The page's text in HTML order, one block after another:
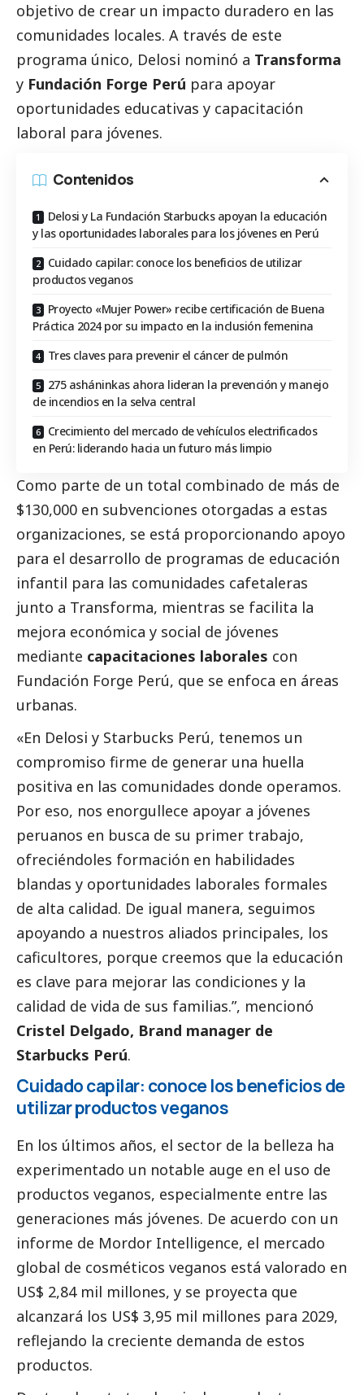
objetivo de crear un impacto duradero en las
comunidades locales. A través de este
programa único, Delosi nominó a Transforma
y Fundación Forge Perú para apoyar
oportunidades educativas y capacitación
laboral para jóvenes.
Contenidos
Delosi y La Fundación Starbucks apoyan la educación
y las oportunidades laborales para los jóvenes en Perú
Cuidado capilar: conoce los beneficios de utilizar
productos veganos
Proyecto «Mujer Power» recibe certificación de Buena
Práctica 2024 por su impacto en la inclusión femenina
Tres claves para prevenir el cáncer de pulmón
275 asháninkas ahora lideran la prevención y manejo
de incendios en la selva central
Crecimiento del mercado de vehículos electrificados
en Perú: liderando hacia un futuro más limpio
Como parte de un total combinado de más de
$130,000 en subvenciones otorgadas a estas
organizaciones, se está proporcionando apoyo
para el desarrollo de programas de educación
infantil para las comunidades cafetaleras
junto a Transforma, mientras se facilita la
mejora económica y social de jóvenes
mediante capacitaciones laborales con
Fundación Forge Perú, que se enfoca en áreas
urbanas.
«En Delosi y Starbucks Perú, tenemos un
compromiso firme de generar una huella
positiva en las comunidades donde operamos.
Por eso, nos enorgullece apoyar a jóvenes
peruanos en busca de su primer trabajo,
ofreciéndoles formación en habilidades
blandas y oportunidades laborales formales
de alta calidad. De igual manera, seguimos
apoyando a nuestros aliados principales, los
caficultores, porque creemos que la educación
es clave para mejorar las condiciones y la
calidad de vida de sus familias.”, mencionó
Cristel Delgado, Brand manager de
Starbucks Perú.
Cuidado capilar: conoce los beneficios de
utilizar productos veganos
En los últimos años, el sector de la belleza ha
experimentado un notable auge en el uso de
productos veganos, especialmente entre las
generaciones más jóvenes. De acuerdo con un
informe de Mordor Intelligence, el mercado
global de cosméticos veganos está valorado en
US$ 2,84 mil millones, y se proyecta que
alcanzará los US$ 3,95 mil millones para 2029,
reflejando la creciente demanda de estos
productos.